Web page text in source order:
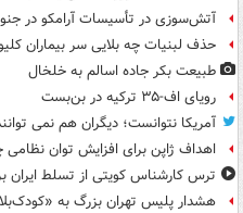
آتش‌سوزی در تأسیسات آرامکو در
حذف لبنیات چه بلایی سر بیماران
طبیعت بکر جاده اسالم به خلخال
رویای اف-۳۵ ترکیه در بن‌بست
آمریکا نتوانست؛ دیگران هم نمی
اهداف ژاپن برای افزایش توان
ترس کارشناس کویتی از تسلط ایران
هشدار پلیس تهران بزرگ به